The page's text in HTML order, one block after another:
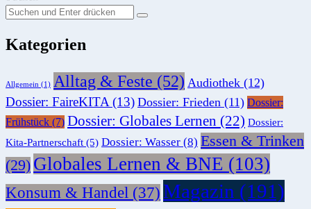
Suchen
nach:
Suche
Kategorien
Allgemein (1) Alltag & Feste (52) Audiothek (12)
Dossier: FaireKITA (13) Dossier: Frieden (11) Dossier:
Frühstück (7) Dossier: Globales Lernen (22) Dossier:
Kita-Partnerschaft (5) Dossier: Wasser (8) Essen & Trinken
(29) Globales Lernen & BNE (103)
Konsum & Handel (37) Magazin (191)